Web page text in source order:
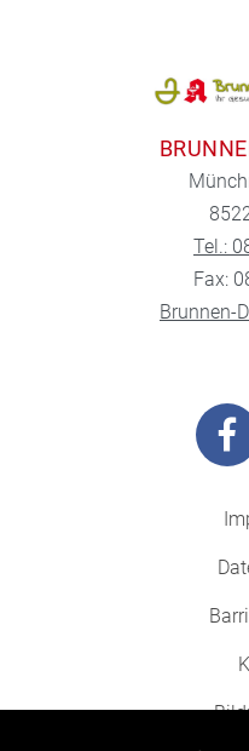
Tel.:
Fax:
Brunnen-